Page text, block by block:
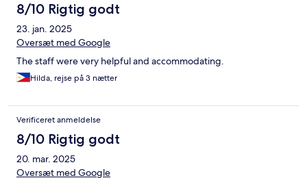
8/10 Rigtig godt
23. jan. 2025
Oversæt med Google
The staff were very helpful and accommodating.
Hilda, rejse på 3 nætter
Verificeret anmeldelse
8/10 Rigtig godt
20. mar. 2025
Oversæt med Google